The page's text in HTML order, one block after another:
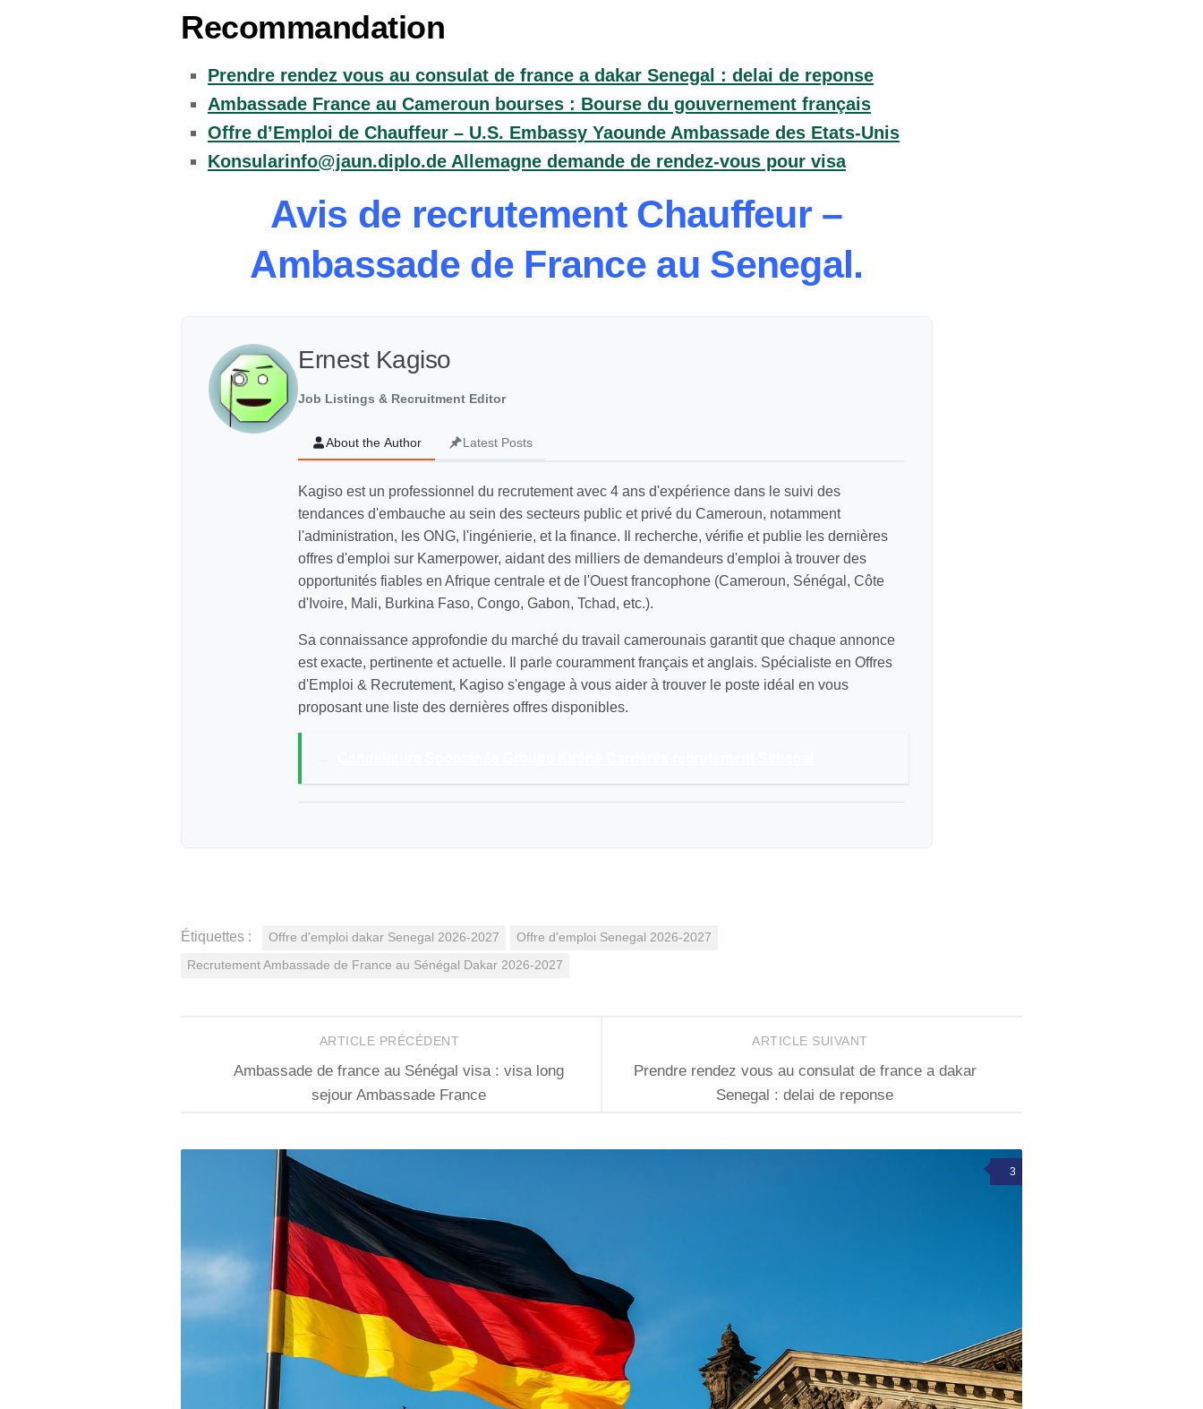
Recommandation
Prendre rendez vous au consulat de france a dakar Senegal : delai de reponse
Ambassade France au Cameroun bourses : Bourse du gouvernement français
Offre d’Emploi de Chauffeur – U.S. Embassy Yaounde Ambassade des Etats-Unis
Konsularinfo@jaun.diplo.de Allemagne demande de rendez-vous pour visa
Avis de recrutement Chauffeur –
Ambassade de France au Senegal.
Ernest Kagiso
Job Listings & Recruitment Editor
About the Author Latest Posts
Kagiso est un professionnel du recrutement avec 4 ans d'expérience dans le suivi des
tendances d'embauche au sein des secteurs public et privé du Cameroun, notamment
l'administration, les ONG, l'ingénierie, et la finance. Il recherche, vérifie et publie les dernières
offres d'emploi sur Kamerpower, aidant des milliers de demandeurs d'emploi à trouver des
opportunités fiables en Afrique centrale et de l'Ouest francophone (Cameroun, Sénégal, Côte
d'Ivoire, Mali, Burkina Faso, Congo, Gabon, Tchad, etc.).
Sa connaissance approfondie du marché du travail camerounais garantit que chaque annonce
est exacte, pertinente et actuelle. Il parle couramment français et anglais. Spécialiste en Offres
d'Emploi & Recrutement, Kagiso s'engage à vous aider à trouver le poste idéal en vous
proposant une liste des dernières offres disponibles.
Étiquettes : Offre d'emploi dakar Senegal 2026-2027 Offre d'emploi Senegal 2026-2027
Recrutement Ambassade de France au Sénégal Dakar 2026-2027
ARTICLE SUIVANT
Prendre rendez vous au consulat de france a dakar
Senegal : delai de reponse
ARTICLE PRÉCÉDENT
Ambassade de france au Sénégal visa : visa long
sejour Ambassade France
3